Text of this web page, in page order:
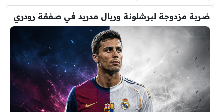
ضربة مزدوجة لبرشلونة وريال مدريد في صفقة رودري